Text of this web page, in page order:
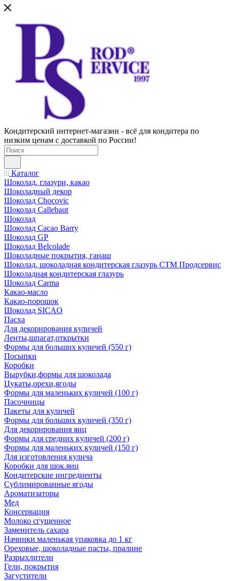
Кондитерский интернет-магазин - всё для кондитера по
низким ценам с доставкой по России!
Каталог
Шоколад, глазури, какао
Шоколадный декор
Шоколад Chocovic
Шоколад Callebaut
Шоколад
Шоколад Cacao Barry
Шоколад GP
Шоколад Belcolade
Шоколадные покрытия, ганаш
Шоколад, шоколадная кондитерская глазурь СТМ Продсервис
Шоколадная кондитерская глазурь
Шоколад Carma
Какао-масло
Какао-порошок
Шоколад SICAO
Пасха
Для декорирования куличей
Ленты,шпагат,открытки
Формы для больших куличей (550 г)
Посыпки
Коробки
Вырубки,формы для шоколада
Цукаты,орехи,ягоды
Формы для маленьких куличей (100 г)
Пасочницы
Пакеты для куличей
Формы для больших куличей (350 г)
Для декорирования яиц
Формы для средних куличей (200 г)
Формы для маленьких куличей (150 г)
Для изготовления кулича
Коробки для шок.яиц
Кондитерские ингредиенты
Сублимированные ягоды
Ароматизаторы
Мед
Консервация
Молоко сгущенное
Заменитель сахара
Начинки маленькая упаковка до 1 кг
Ореховые, шоколадные пасты, пралине
Разрыхлители
Гели, покрытия
Загустители